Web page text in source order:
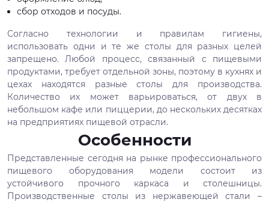
сбор отходов и посуды.
Согласно технологии и правилам гигиены,
использовать одни и те же столы для разных целей
запрещено. Любой процесс, связанный с пищевыми
продуктами, требует отдельной зоны, поэтому в кухнях и
цехах находятся разные столы для производства.
Количество их может варьироваться, от двух в
небольшом кафе или пиццерии, до нескольких десятках
на предприятиях пищевой отрасли.
Особенности
Представленные сегодня на рынке профессионального
пищевого оборудования модели состоит из
устойчивого прочного каркаса и столешницы.
Производственные столы из нержавеющей стали –